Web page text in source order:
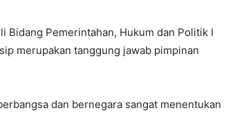
Bidang Pemerintahan, Hukum dan Politik I
merupakan tanggung jawab pimpinan
dan bernegara sangat menentukan